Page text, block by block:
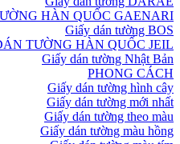
HÀN QUỐC GAENARI
Giấy dán tường BOS
TƯỜNG HÀN QUỐC JEIL
Giấy dán tường Nhật Bản
PHONG CÁCH
Giấy dán tường hình cây
Giấy dán tường mới nhất
Giấy dán tường theo màu
Giấy dán tường màu hồng